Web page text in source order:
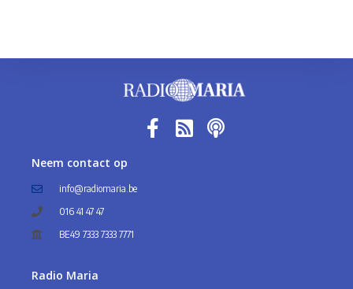
Neem contact op
info@radiomaria.be
016 41 47 47
BE49 7333 7333 7771
Radio Maria